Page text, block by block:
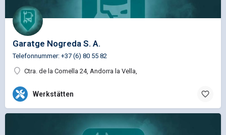
Garatge Nogreda S. A.
Telefonnummer: +37 (6) 80 55 82
Ctra. de la Comella 24, Andorra la Vella,
Werkstätten